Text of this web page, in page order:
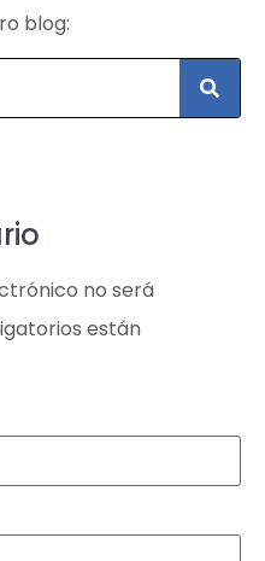
blog:
no será
están